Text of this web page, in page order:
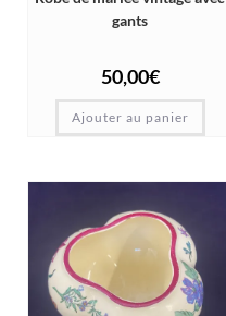
gants
50,00€
Ajouter au panier